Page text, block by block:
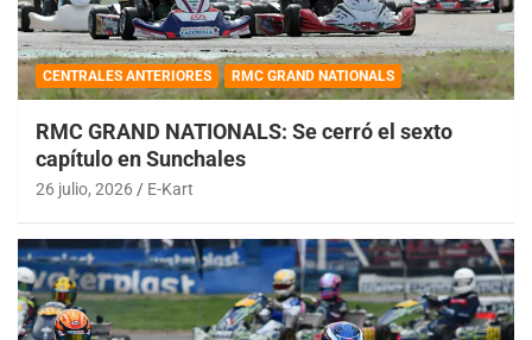
CENTRALES ANTERIORES RMC GRAND NATIONALS
RMC GRAND NATIONALS: Se cerró el sexto
capítulo en Sunchales
26 julio, 2026 E-Kart